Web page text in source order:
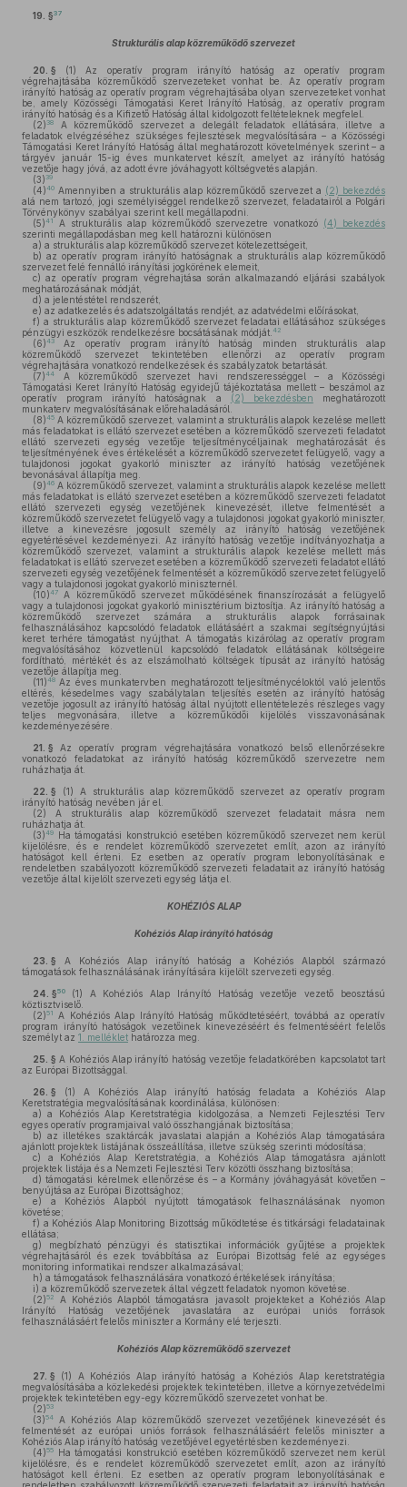
19. §37
Strukturális alap közreműködő szervezet
20. § (1)
Az operatív program irányító hatóság az operatív program
végrehajtásába közreműködő szervezeteket vonhat be. Az operatív program
irányító hatóság az operatív program végrehajtásába olyan szervezeteket vonhat
be, amely Közösségi Támogatási Keret Irányító Hatóság, az operatív program
irányító hatóság és a Kifizető Hatóság által kidolgozott feltételeknek megfelel.
(2) 38
A közreműködő szervezet a delegált feladatok ellátására, illetve a
feladatok elvégzéséhez szükséges fejlesztések megvalósítására – a Közösségi
Támogatási Keret Irányító Hatóság által meghatározott követelmények szerint – a
tárgyév január 15-ig éves munkatervet készít, amelyet az irányító hatóság
vezetője hagy jóvá, az adott évre jóváhagyott költségvetés alapján.
(3) 39
(4)40 Amennyiben a strukturális alap közreműködő szervezet a (2) bekezdés
alá nem tartozó, jogi személyiséggel rendelkező szervezet, feladatairól a Polgári
Törvénykönyv szabályai szerint kell megállapodni.
(5)41 A strukturális alap közreműködő szervezetre vonatkozó (4) bekezdés
szerinti megállapodásban meg kell határozni különösen
a) a strukturális alap közreműködő szervezet kötelezettségeit,
b) az operatív program irányító hatóságnak a strukturális alap közreműködő
szervezet felé fennálló irányítási jogkörének elemeit,
c) az operatív program végrehajtása során alkalmazandó eljárási szabályok
meghatározásának módját,
d) a jelentéstétel rendszerét,
e) az adatkezelés és adatszolgáltatás rendjét, az adatvédelmi előírásokat,
f) a strukturális alap közreműködő szervezet feladatai ellátásához szükséges
pénzügyi eszközök rendelkezésre bocsátásának módját. 42
(6)43
Az operatív program irányító hatóság minden strukturális alap
közreműködő szervezet tekintetében ellenőrzi az operatív program
végrehajtására vonatkozó rendelkezések és szabályzatok betartását.
(7)44
A közreműködő szervezet havi rendszerességgel – a Közösségi
Támogatási Keret Irányító Hatóság egyidejű tájékoztatása mellett – beszámol az
operatív program irányító hatóságnak a
(2) bekezdésben meghatározott
munkaterv megvalósításának előrehaladásáról.
(8)45 A közreműködő szervezet, valamint a strukturális alapok kezelése mellett
más feladatokat is ellátó szervezet esetében a közreműködő szervezeti feladatot
ellátó szervezeti egység vezetője teljesítménycéljainak meghatározását és
teljesítményének éves értékelését a közreműködő szervezetet felügyelő, vagy a
tulajdonosi jogokat gyakorló miniszter az irányító hatóság vezetőjének
bevonásával állapítja meg.
(9)46 A közreműködő szervezet, valamint a strukturális alapok kezelése mellett
más feladatokat is ellátó szervezet esetében a közreműködő szervezeti feladatot
ellátó szervezeti egység vezetőjének kinevezését, illetve felmentését a
közreműködő szervezetet felügyelő vagy a tulajdonosi jogokat gyakorló miniszter,
illetve a kinevezésre jogosult személy az irányító hatóság vezetőjének
egyetértésével kezdeményezi. Az irányító hatóság vezetője indítványozhatja a
közreműködő szervezet, valamint a strukturális alapok kezelése mellett más
feladatokat is ellátó szervezet esetében a közreműködő szervezeti feladatot ellátó
szervezeti egység vezetőjének felmentését a közreműködő szervezetet felügyelő
vagy a tulajdonosi jogokat gyakorló miniszternél.
(10)47
A közreműködő szervezet működésének finanszírozását a felügyelő
vagy a tulajdonosi jogokat gyakorló minisztérium biztosítja. Az irányító hatóság a
közreműködő szervezet számára a strukturális alapok forrásainak
felhasználásához kapcsolódó feladatok ellátásáért a szakmai segítségnyújtási
keret terhére támogatást nyújthat. A támogatás kizárólag az operatív program
megvalósításához közvetlenül kapcsolódó feladatok ellátásának költségeire
fordítható, mértékét és az elszámolható költségek típusát az irányító hatóság
vezetője állapítja meg.
(11)48 Az éves munkatervben meghatározott teljesítménycéloktól való jelentős
eltérés, késedelmes vagy szabálytalan teljesítés esetén az irányító hatóság
vezetője jogosult az irányító hatóság által nyújtott ellentételezés részleges vagy
teljes megvonására, illetve a közreműködői kijelölés visszavonásának
kezdeményezésére.
21. § Az operatív program végrehajtására vonatkozó belső ellenőrzésekre
vonatkozó feladatokat az irányító hatóság közreműködő szervezetre nem
ruházhatja át.
22. § (1) A strukturális alap közreműködő szervezet az operatív program
irányító hatóság nevében jár el.
(2) A strukturális alap közreműködő szervezet feladatait másra nem
ruházhatja át.
(3)49
Ha támogatási konstrukció esetében közreműködő szervezet nem kerül
kijelölésre, és e rendelet közreműködő szervezetet említ, azon az irányító
hatóságot kell érteni. Ez esetben az operatív program lebonyolításának e
rendeletben szabályozott közreműködő szervezeti feladatait az irányító hatóság
vezetője által kijelölt szervezeti egység látja el.
KOHÉZIÓS ALAP
Kohéziós Alap irányító hatóság
23. § A Kohéziós Alap irányító hatóság a Kohéziós Alapból származó
támogatások felhasználásának irányítására kijelölt szervezeti egység.
24. §50 (1) A Kohéziós Alap Irányító Hatóság vezetője vezető beosztású
köztisztviselő.
(2)51
A Kohéziós Alap Irányító Hatóság működtetéséért, továbbá az operatív
program irányító hatóságok vezetőinek kinevezéséért és felmentéséért felelős
személyt az 1. melléklet határozza meg.
25. § A Kohéziós Alap irányító hatóság vezetője feladatkörében kapcsolatot tart
az Európai Bizottsággal.
26. § (1) A Kohéziós Alap irányító hatóság feladata a Kohéziós Alap
Keretstratégia megvalósításának koordinálása, különösen:
a) a Kohéziós Alap Keretstratégia kidolgozása, a Nemzeti Fejlesztési Terv
egyes operatív programjaival való összhangjának biztosítása;
b) az illetékes szaktárcák javaslatai alapján a Kohéziós Alap támogatására
ajánlott projektek listájának összeállítása, illetve szükség szerinti módosítása;
c) a Kohéziós Alap Keretstratégia, a Kohéziós Alap támogatásra ajánlott
projektek listája és a Nemzeti Fejlesztési Terv közötti összhang biztosítása;
d) támogatási kérelmek ellenőrzése és – a Kormány jóváhagyását követően –
benyújtása az Európai Bizottsághoz;
e) a Kohéziós Alapból nyújtott támogatások felhasználásának nyomon
követése;
f) a Kohéziós Alap Monitoring Bizottság működtetése és titkársági feladatainak
ellátása;
g) megbízható pénzügyi és statisztikai információk gyűjtése a projektek
végrehajtásáról és ezek továbbítása az Európai Bizottság felé az egységes
monitoring informatikai rendszer alkalmazásával;
h) a támogatások felhasználására vonatkozó értékelések irányítása;
i) a közreműködő szervezetek által végzett feladatok nyomon követése.
(2)52
A Kohéziós Alapból támogatásra javasolt projekteket a Kohéziós Alap
Irányító Hatóság vezetőjének javaslatára az európai uniós források
felhasználásáért felelős miniszter a Kormány elé terjeszti.
Kohéziós Alap közreműködő szervezet
27. § (1)
A Kohéziós Alap irányító hatóság a Kohéziós Alap keretstratégia
megvalósításába a közlekedési projektek tekintetében, illetve a környezetvédelmi
projektek tekintetében egy-egy közreműködő szervezetet vonhat be.
(2)53
(3)54
A Kohéziós Alap közreműködő szervezet vezetőjének kinevezését és
felmentését az európai uniós források felhasználásáért felelős miniszter a
Kohéziós Alap irányító hatóság vezetőjével egyetértésben kezdeményezi.
(4)55
Ha támogatási konstrukció esetében közreműködő szervezet nem kerül
kijelölésre, és e rendelet közreműködő szervezetet említ, azon az irányító
hatóságot kell érteni. Ez esetben az operatív program lebonyolításának e